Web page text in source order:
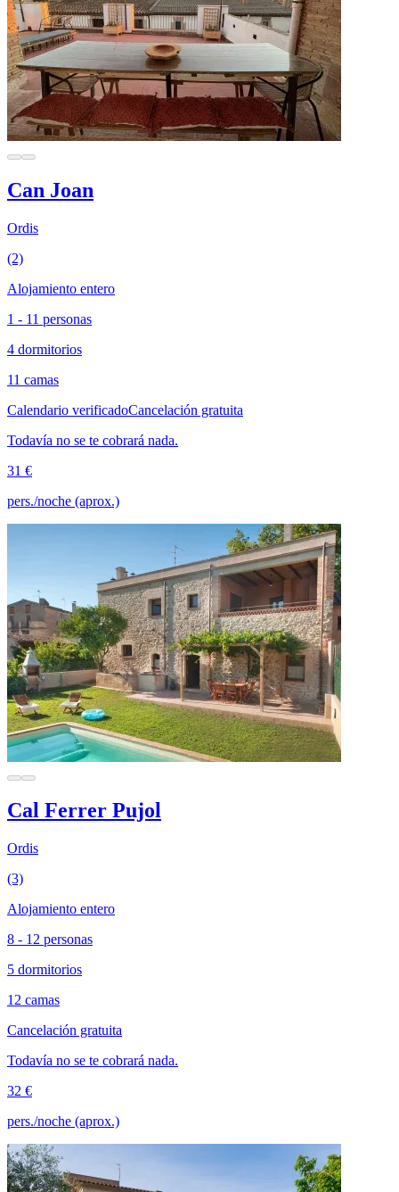
Can Joan
Ordis
(2)
Alojamiento entero
1 - 11 personas
4 dormitorios
11 camas
Calendario verificadoCancelación gratuita
Todavía no se te cobrará nada.
31 €
pers./noche (aprox.)
Cal Ferrer Pujol
Ordis
(3)
Alojamiento entero
8 - 12 personas
5 dormitorios
12 camas
Cancelación gratuita
Todavía no se te cobrará nada.
32 €
pers./noche (aprox.)